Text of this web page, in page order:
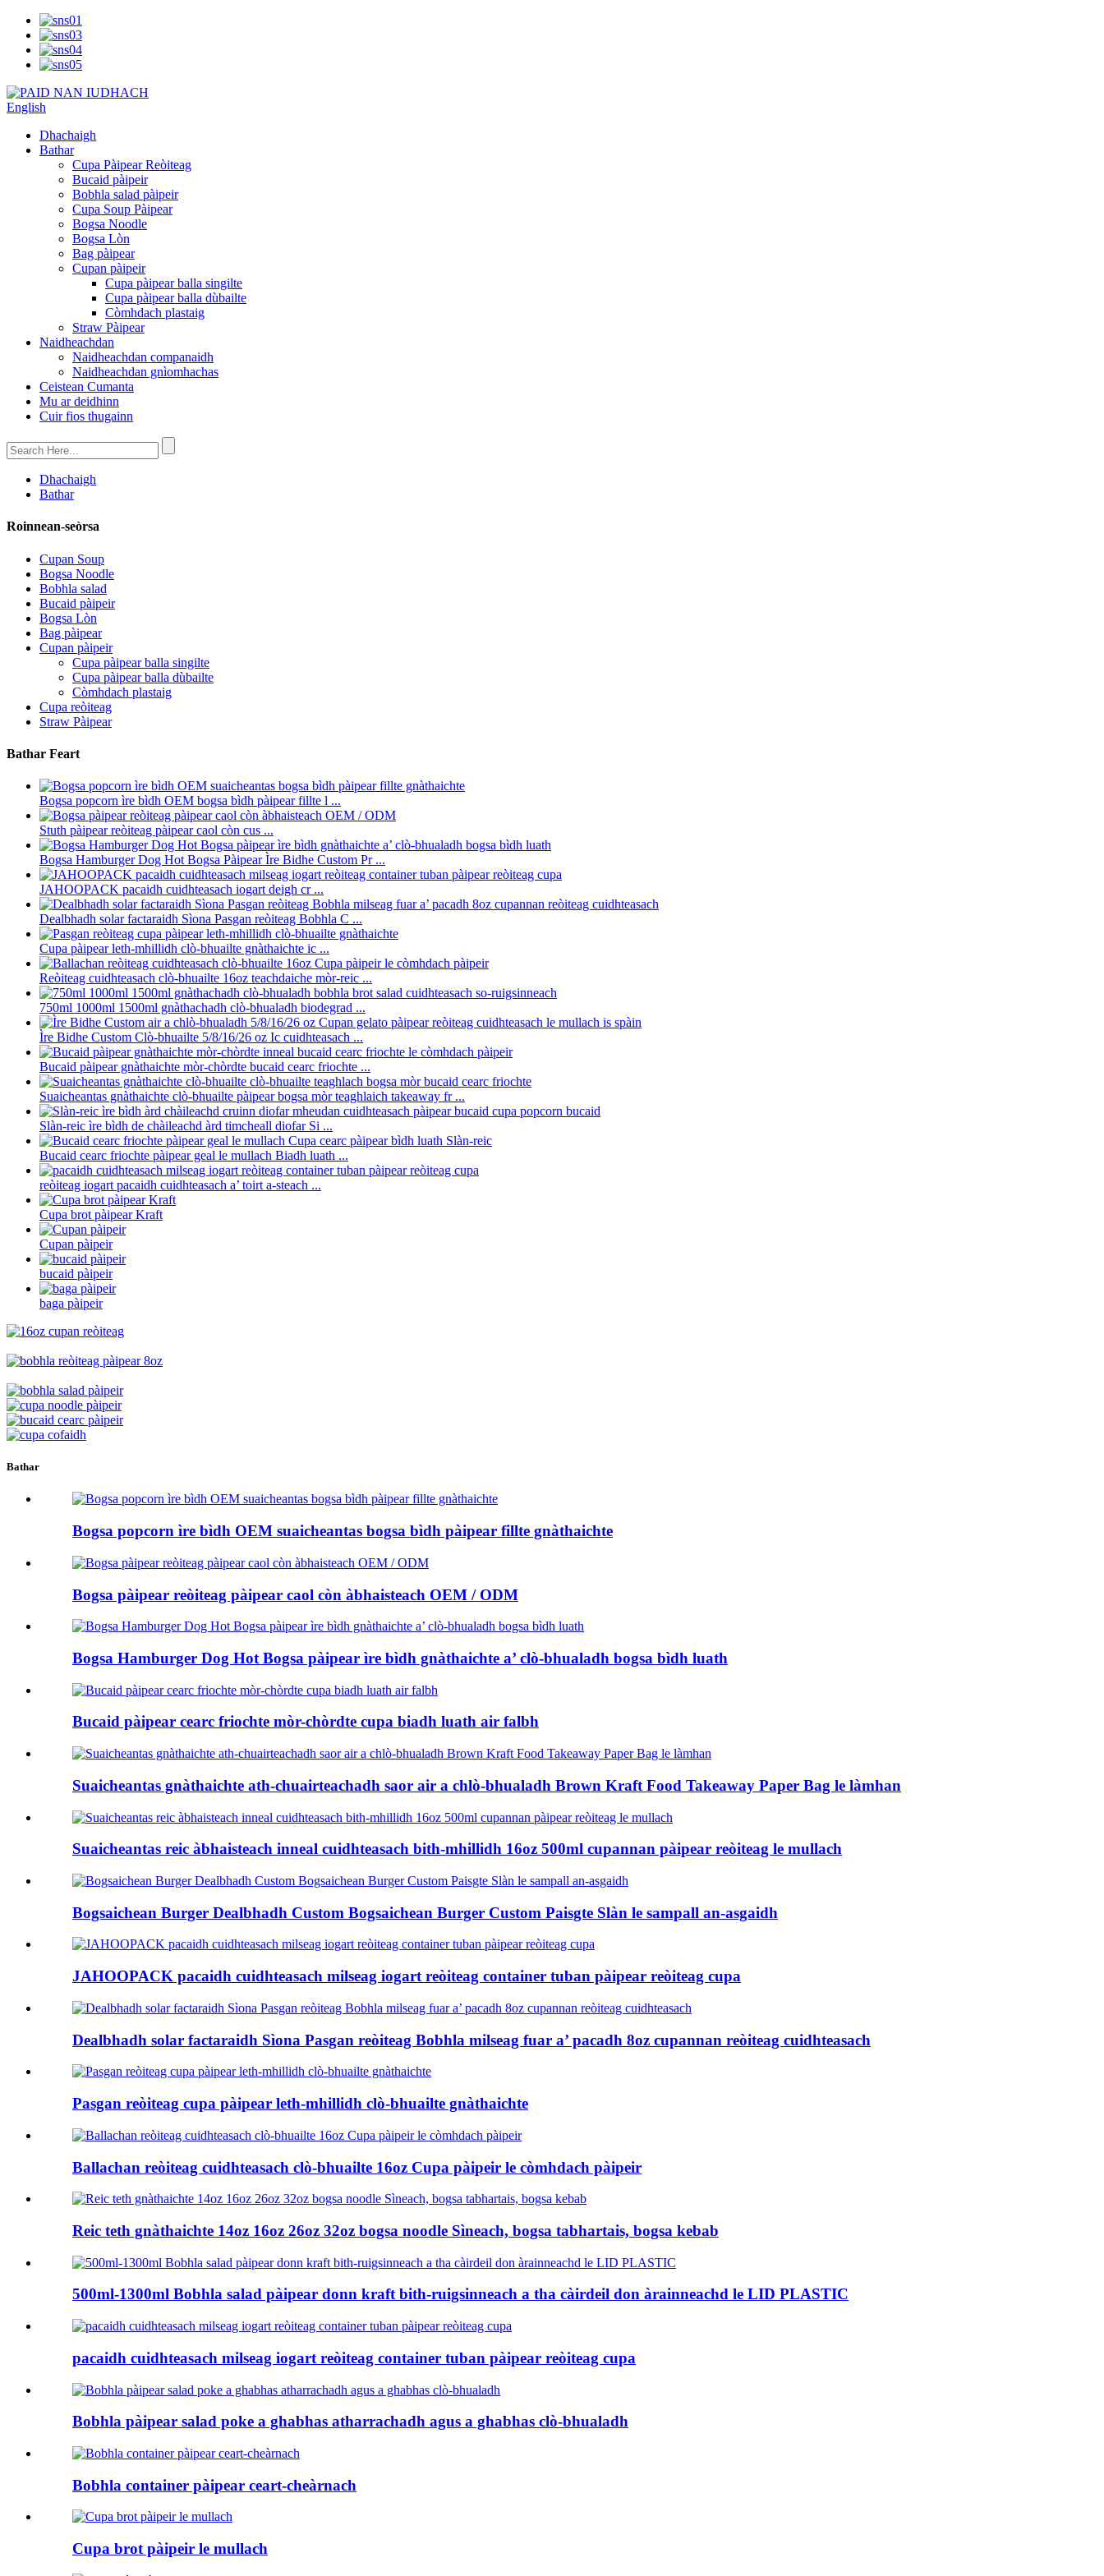
English
Dhachaigh
Bathar
Cupa Pàipear Reòiteag
Bucaid pàipeir
Bobhla salad pàipeir
Cupa Soup Pàipear
Bogsa Noodle
Bogsa Lòn
Bag pàipear
Cupan pàipeir
Cupa pàipear balla singilte
Cupa pàipear balla dùbailte
Còmhdach plastaig
Straw Pàipear
Naidheachdan
Naidheachdan companaidh
Naidheachdan gnìomhachas
Ceistean Cumanta
Mu ar deidhinn
Cuir fios thugainn
Dhachaigh
Bathar
Roinnean-seòrsa
Cupan Soup
Bogsa Noodle
Bobhla salad
Bucaid pàipeir
Bogsa Lòn
Bag pàipear
Cupan pàipeir
Cupa pàipear balla singilte
Cupa pàipear balla dùbailte
Còmhdach plastaig
Cupa reòiteag
Straw Pàipear
Bathar Feart
Bogsa popcorn ìre bìdh OEM bogsa bìdh pàipear fillte l ...
Stuth pàipear reòiteag pàipear caol còn cus ...
Bogsa Hamburger Dog Hot Bogsa Pàipear Ìre Bidhe Custom Pr ...
JAHOOPACK pacaidh cuidhteasach iogart deigh cr ...
Dealbhadh solar factaraidh Sìona Pasgan reòiteag Bobhla C ...
Cupa pàipear leth-mhillidh clò-bhuailte gnàthaichte ic ...
Reòiteag cuidhteasach clò-bhuailte 16oz teachdaiche mòr-reic ...
750ml 1000ml 1500ml gnàthachadh clò-bhualadh biodegrad ...
Ìre Bidhe Custom Clò-bhuailte 5/8/16/26 oz Ic cuidhteasach ...
Bucaid pàipear gnàthaichte mòr-chòrdte bucaid cearc friochte ...
Suaicheantas gnàthaichte clò-bhuailte pàipear bogsa mòr teaghlaich takeaway fr ...
Slàn-reic ìre bìdh de chàileachd àrd timcheall diofar Si ...
Bucaid cearc friochte pàipear geal le mullach Biadh luath ...
reòiteag iogart pacaidh cuidhteasach a’ toirt a-steach ...
Cupa brot pàipear Kraft
Cupan pàipeir
bucaid pàipeir
baga pàipeir
Bathar
Bogsa popcorn ìre bìdh OEM suaicheantas bogsa bìdh pàipear fillte gnàthaichte
Bogsa pàipear reòiteag pàipear caol còn àbhaisteach OEM / ODM
Bogsa Hamburger Dog Hot Bogsa pàipear ìre bìdh gnàthaichte a’ clò-bhualadh bogsa bìdh luath
Bucaid pàipear cearc friochte mòr-chòrdte cupa biadh luath air falbh
Suaicheantas gnàthaichte ath-chuairteachadh saor air a chlò-bhualadh Brown Kraft Food Takeaway Paper Bag le làmhan
Suaicheantas reic àbhaisteach inneal cuidhteasach bith-mhillidh 16oz 500ml cupannan pàipear reòiteag le mullach
Bogsaichean Burger Dealbhadh Custom Bogsaichean Burger Custom Paisgte Slàn le sampall an-asgaidh
JAHOOPACK pacaidh cuidhteasach milseag iogart reòiteag container tuban pàipear reòiteag cupa
Dealbhadh solar factaraidh Sìona Pasgan reòiteag Bobhla milseag fuar a’ pacadh 8oz cupannan reòiteag cuidhteasach
Pasgan reòiteag cupa pàipear leth-mhillidh clò-bhuailte gnàthaichte
Ballachan reòiteag cuidhteasach clò-bhuailte 16oz Cupa pàipeir le còmhdach pàipeir
Reic teth gnàthaichte 14oz 16oz 26oz 32oz bogsa noodle Sìneach, bogsa tabhartais, bogsa kebab
500ml-1300ml Bobhla salad pàipear donn kraft bith-ruigsinneach a tha càirdeil don àrainneachd le LID PLASTIC
pacaidh cuidhteasach milseag iogart reòiteag container tuban pàipear reòiteag cupa
Bobhla pàipear salad poke a ghabhas atharrachadh agus a ghabhas clò-bhualadh
Bobhla container pàipear ceart-cheàrnach
Cupa brot pàipeir le mullach